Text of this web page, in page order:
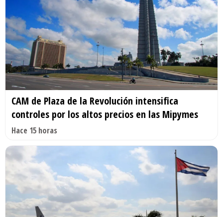
CAM de Plaza de la Revolución intensifica
controles por los altos precios en las Mipymes
Hace 15 horas